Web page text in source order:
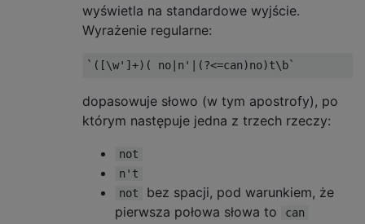
wyświetla na standardowe wyjście.
Wyrażenie regularne:
dopasowuje słowo (w tym apostrofy), po
którym następuje jedna z trzech rzeczy:
not
n't
not
bez spacji, pod warunkiem, że
pierwsza połowa słowa to
can